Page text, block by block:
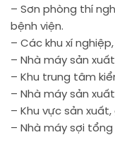
– Sơn phòng thí
bệnh viện.
– Các khu xí
– Nhà máy sản
– Khu trung tâm
– Nhà máy sản
– Khu vực sản xuất,
– Nhà máy sợi tổng